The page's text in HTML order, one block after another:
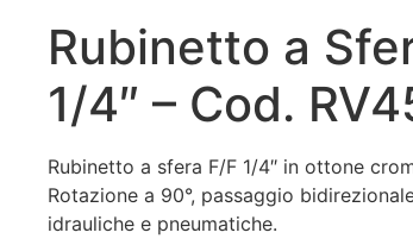
Rubinetto a
1/4″ – Cod.
Rubinetto a sfera F/F 1/4″ in ottone
Rotazione a 90°, passaggio
idrauliche e pneumatiche.